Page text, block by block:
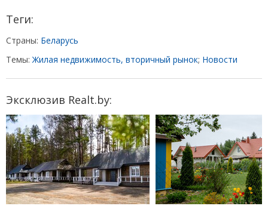
Теги:
Страны: Беларусь
Темы:Жилая недвижимость, вторичный рынок; Новости
Эксклюзив Realt.by: